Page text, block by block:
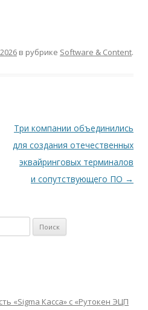
в рубрике Software & Content.
Три компании объединились
для создания отечественных
эквайринговых терминалов
и сопутствующего ПО →
«Sigma Касса» с «Рутокен ЭЦП